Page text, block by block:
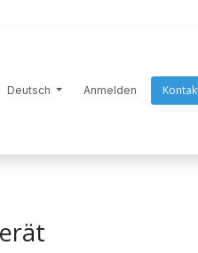
Endres Tools
Deutsch Anmelden